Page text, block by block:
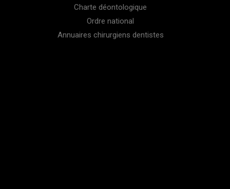
Charte déontologique
Ordre national
Annuaires chirurgiens dentistes